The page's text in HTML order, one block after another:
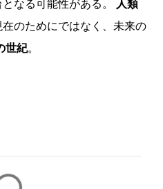
なる可能性がある。
人類
のためにではなく、未来の
世紀。